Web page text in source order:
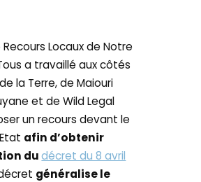
Locaux de Notre
a travaillé aux côtés
la Terre, de Maiouri
et de Wild Legal
un recours devant le
afin d’obtenir
dudécret du 8 avril
généralise le